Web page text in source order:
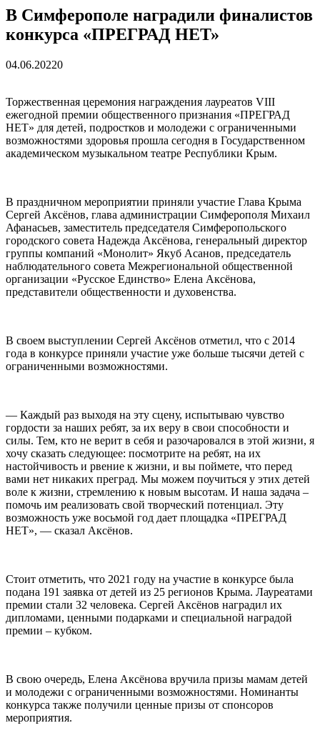
В Симферополе наградили финалистов
конкурса «ПРЕГРАД НЕТ»
04.06.20220
Торжественная церемония награждения лауреатов VIII
ежегодной премии общественного признания «ПРЕГРАД
НЕТ» для детей, подростков и молодежи с ограниченными
возможностями здоровья прошла сегодня в Государственном
академическом музыкальном театре Республики Крым.
В праздничном мероприятии приняли участие Глава Крыма
Сергей Аксёнов, глава администрации Симферополя Михаил
Афанасьев, заместитель председателя Симферопольского
городского совета Надежда Аксёнова, генеральный директор
группы компаний «Монолит» Якуб Асанов, председатель
наблюдательного совета Межрегиональной общественной
организации «Русское Единство» Елена Аксёнова,
представители общественности и духовенства.
В своем выступлении Сергей Аксёнов отметил, что с 2014
года в конкурсе приняли участие уже больше тысячи детей с
ограниченными возможностями.
— Каждый раз выходя на эту сцену, испытываю чувство
гордости за наших ребят, за их веру в свои способности и
силы. Тем, кто не верит в себя и разочаровался в этой жизни, я
хочу сказать следующее: посмотрите на ребят, на их
настойчивость и рвение к жизни, и вы поймете, что перед
вами нет никаких преград. Мы можем поучиться у этих детей
воле к жизни, стремлению к новым высотам. И наша задача –
помочь им реализовать свой творческий потенциал. Эту
возможность уже восьмой год дает площадка «ПРЕГРАД
НЕТ», — сказал Аксёнов.
Стоит отметить, что 2021 году на участие в конкурсе была
подана 191 заявка от детей из 25 регионов Крыма. Лауреатами
премии стали 32 человека. Сергей Аксёнов наградил их
дипломами, ценными подарками и специальной наградой
премии – кубком.
В свою очередь, Елена Аксёнова вручила призы мамам детей
и молодежи с ограниченными возможностями. Номинанты
конкурса также получили ценные призы от спонсоров
мероприятия.